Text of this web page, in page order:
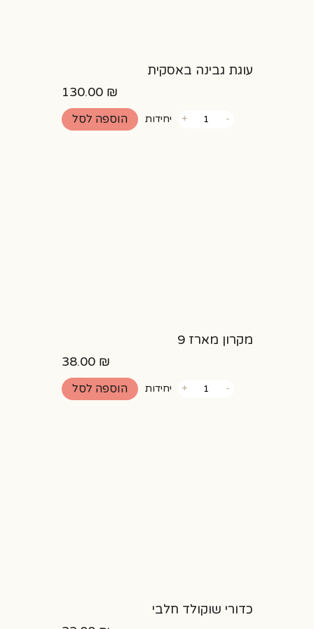
עוגת גבינה באסקית
130.00 ₪
-של
+ יחידות הוספה לסל
מקרון מארז 9
38.00 ₪
-של
+ יחידות הוספה לסל
כדורי שוקולד חלבי